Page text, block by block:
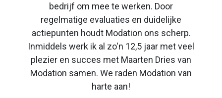
bedrijf om mee te werken. Door
regelmatige evaluaties en duidelijke
actiepunten houdt Modation ons scherp.
Inmiddels werk ik al zo'n 12,5 jaar met veel
plezier en succes met Maarten Dries van
Modation samen. We raden Modation van
harte aan!